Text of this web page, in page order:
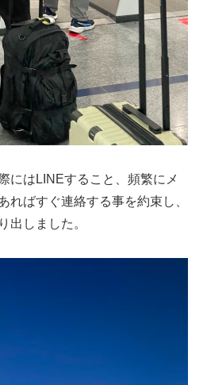
にはLINEすること、頻繁にメ
ればすぐ連絡する事を約束し、
出しました。